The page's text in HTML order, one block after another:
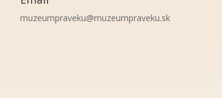
muzeumpraveku@muzeumpraveku.sk